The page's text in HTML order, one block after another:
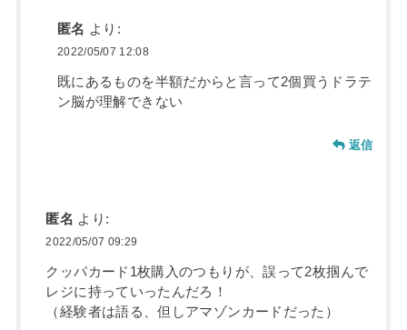
匿名 より:
2022/05/07 12:08
既にあるものを半額だからと言って2個買うドラテ
ン脳が理解できない
返信
匿名 より:
2022/05/07 09:29
クッパカード1枚購入のつもりが、誤って2枚掴んで
レジに持っていったんだろ！
（経験者は語る、但しアマゾンカードだった）